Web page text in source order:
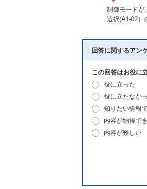
制御モードが
選択(A1-02）
回答に関するアン
この回答はお役に
役に立った
役に立たなか
知りたい情報
内容が納得で
内容が難しい